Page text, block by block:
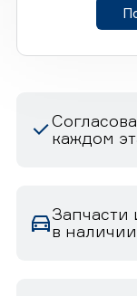
каждом
Запчасти
в наличии